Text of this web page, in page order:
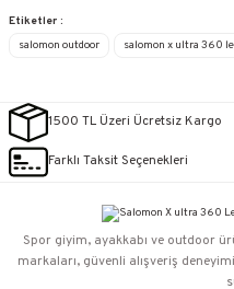
Etiketler :
salomon outdoor
salomon x ultra 360
1500 TL Üzeri Ücretsiz Kargo
Farklı Taksit Seçenekleri
Spor giyim, ayakkabı ve outdoor
markaları, güvenli alışveriş